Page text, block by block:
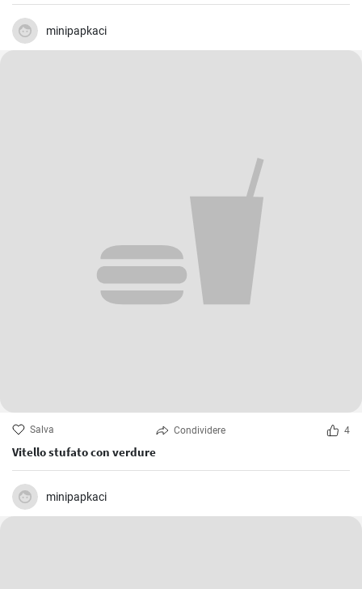
minipapkaci
Salva Condividere 4
Vitello stufato con verdure
minipapkaci